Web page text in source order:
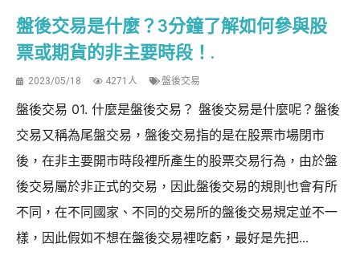
盤後交易是什麼？3分鐘了解如何參與股
票或期貨的非主要時段！.
2023/05/18 4271人 盤後交易
盤後交易 01. 什麼是盤後交易？ 盤後交易是什麼呢？盤後
交易又稱為尾盤交易，盤後交易指的是在股票市場閉市
後，在非主要開市時段裡所產生的股票交易行為，由於盤
後交易屬於非正式的交易，因此盤後交易的規則也會有所
不同，在不同國家、不同的交易所的盤後交易規定並不一
樣，因此假如不想在盤後交易裡吃虧，最好是先把...